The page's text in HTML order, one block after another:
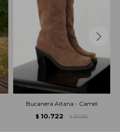
Bucanera Aitana - Camel
$ 10.722 $ 13.080